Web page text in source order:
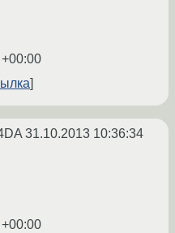
31.10.2013 10:36:34